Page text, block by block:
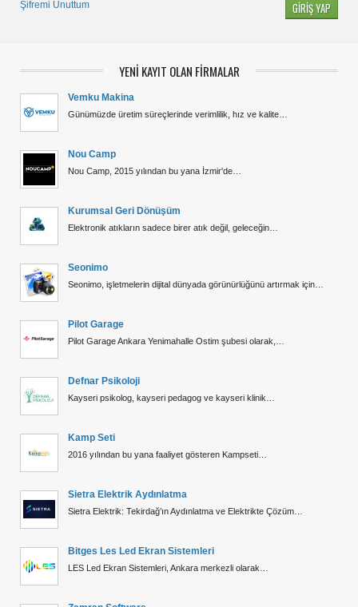
Şifremi Unuttum
YENİ KAYIT OLAN FİRMALAR
Vemku Makina
Günümüzde üretim süreçlerinde verimlilik, hız ve kalite…
Nou Camp
Nou Camp, 2015 yılından bu yana İzmir'de…
Kurumsal Geri Dönüşüm
Elektronik atıkların sadece birer atık değil, geleceğin…
Seonimo
Seonimo, işletmelerin dijital dünyada görünürlüğünü artırmak için…
Pilot Garage
Pilot Garage Ankara Yenimahalle Ostim şubesi olarak,…
Defnar Psikoloji
Kayseri psikolog, kayseri pedagog ve kayseri klinik…
Kamp Seti
2016 yılından bu yana faaliyet gösteren Kampseti…
Sietra Elektrik Aydınlatma
Sietra Elektrik: Tekirdağ’ın Aydınlatma ve Elektrikte Çözüm…
Bitges Les Led Ekran Sistemleri
LES Led Ekran Sistemleri, Ankara merkezli olarak…